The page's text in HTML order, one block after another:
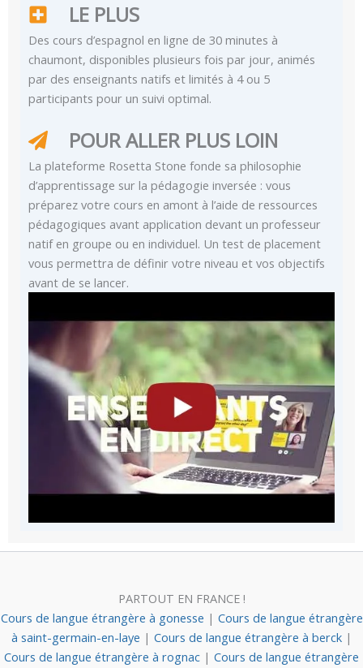
LE PLUS
Des cours d’espagnol en ligne de 30 minutes à
chaumont, disponibles plusieurs fois par jour, animés
par des enseignants natifs et limités à 4 ou 5
participants pour un suivi optimal.
POUR ALLER PLUS LOIN
La plateforme Rosetta Stone fonde sa philosophie
d’apprentissage sur la pédagogie inversée : vous
préparez votre cours en amont à l’aide de ressources
pédagogiques avant application devant un professeur
natif en groupe ou en individuel. Un test de placement
vous permettra de définir votre niveau et vos objectifs
avant de se lancer.
PARTOUT EN FRANCE !
Cours de langue étrangère à gonesse | Cours de langue étrangère
à saint-germain-en-laye | Cours de langue étrangère à berck |
Cours de langue étrangère à rognac | Cours de langue étrangère